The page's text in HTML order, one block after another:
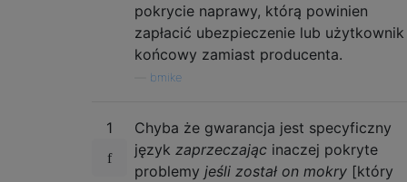
pokrycie naprawy, którą powinien
zapłacić ubezpieczenie lub użytkownik
końcowy zamiast producenta.
bmike
1
Chyba że gwarancja jest specyficzny
język zaprzeczając inaczej pokryte
problemy jeśli został on mokry [który